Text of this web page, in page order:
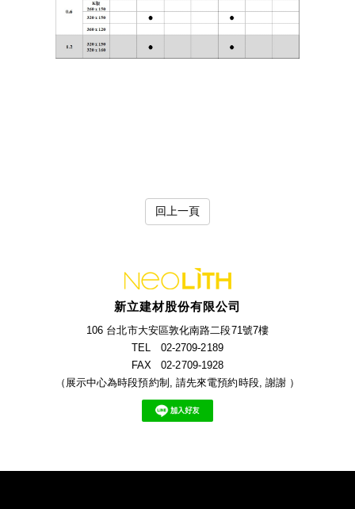
回上一頁
新立建材股份有限公司
106 台北市大安區敦化南路二段71號7樓
TEL 02-2709-2189
FAX 02-2709-1928
（展示中心為時段預約制, 請先來電預約時段, 謝謝 ）